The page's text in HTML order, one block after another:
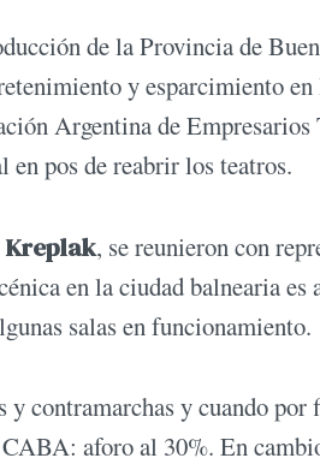
de la Provincia de
y esparcimiento en
Argentina de Empresarios
pos de reabrir los teatros.
, se reunieron con
en la ciudad balnearia es
salas en funcionamiento.
y contramarchas y cuando por
aforo al 30%. En